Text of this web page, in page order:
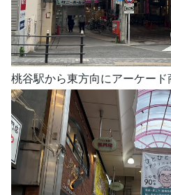
桃谷駅から東方向にアーケード